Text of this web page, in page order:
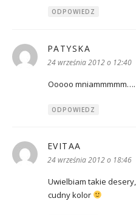
ODPOWIEDZ
PATYSKA
24 września 2012 o 12:40
Ooooo mniammmmm….
ODPOWIEDZ
EVITAA
24 września 2012 o 18:46
Uwielbiam takie
cudny kolor